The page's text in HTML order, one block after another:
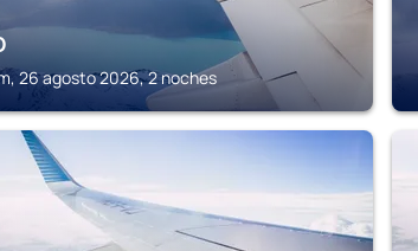
26 agosto 2026, 2 noches